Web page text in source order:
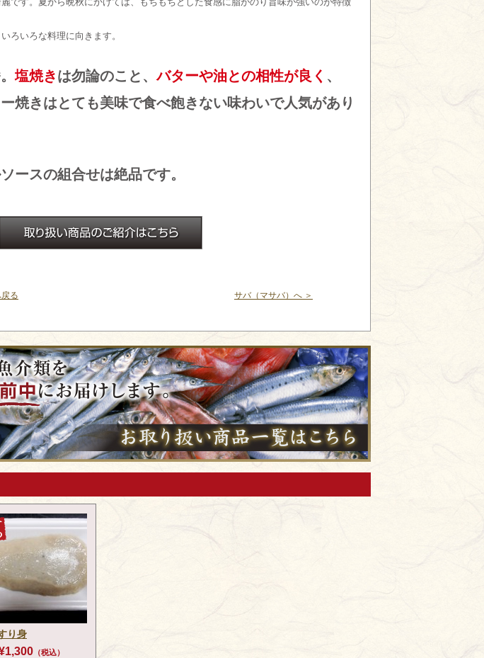
ろいろな料理に向きます。
塩焼きは勿論のこと、バターや油との相性が良く 、
焼きはとても美味で食べ飽きない味わいで人気があり
ースの組合せは絶品です。
る
サバ（マサバ）へ ＞
り身
（税込）